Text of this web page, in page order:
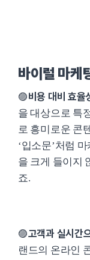
바이럴 마케
🟣비용 대비 효율
을 대상으로 특
로 흥미로운 콘
‘입소문’처럼
을 크게 들이지
죠.
🟣고객과 실시간
랜드의 온라인